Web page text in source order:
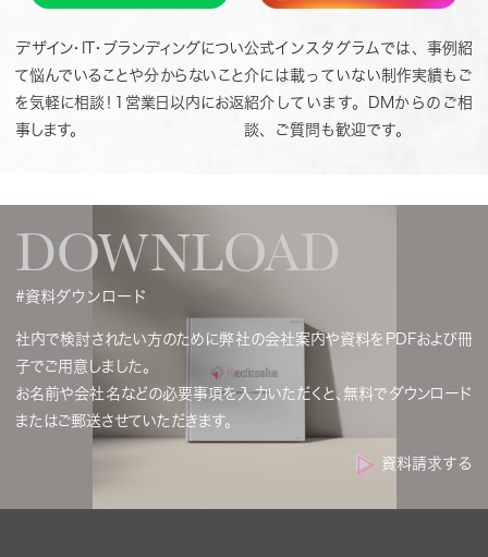
デザイン・IT・ブランディングについ
て悩んでいることや分からないこと
を気軽に相談！1営業日以内にお返
事します。
公式インスタグラムでは、事例紹
介には載っていない制作実績もご
紹介しています。DMからのご相
談、ご質問も歓迎です。
DOWNLOAD
#資料ダウンロード
社内で検討されたい方のために弊社の会社案内や資料をPDFおよび冊
子でご用意しました。
お名前や会社名などの必要事項を入力いただくと、無料でダウンロード
またはご郵送させていただきます。
資料請求する